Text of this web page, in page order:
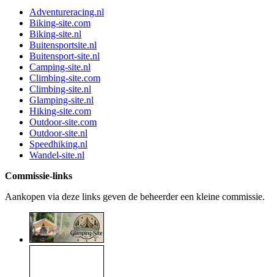
Adventureracing.nl
Biking-site.com
Biking-site.nl
Buitensportsite.nl
Buitensport-site.nl
Camping-site.nl
Climbing-site.com
Climbing-site.nl
Glamping-site.nl
Hiking-site.com
Outdoor-site.com
Outdoor-site.nl
Speedhiking.nl
Wandel-site.nl
Commissie-links
Aankopen via deze links geven de beheerder een kleine commissie.